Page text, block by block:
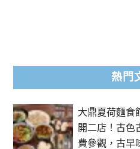
熱門
大鼎夏荷麵食
開二店！古色
費參觀，古早